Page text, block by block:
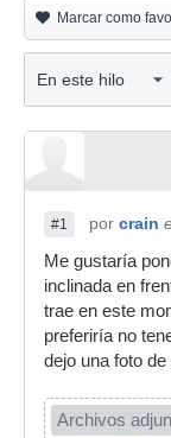
Marcar como
#1 por crain
Me gustaría
inclinada en
trae en este
preferiría no
dejo una foto
Archivos